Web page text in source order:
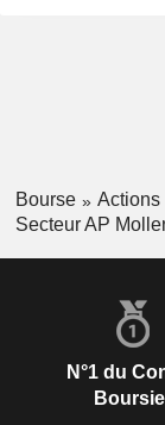
Bourse Actions
Secteur AP
N°1 du